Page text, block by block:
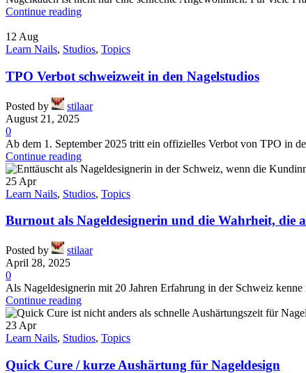
Continue reading
12 Aug
Learn Nails, Studios, Topics
TPO Verbot schweizweit in den Nagelstudios
Posted by
stilaar
August 21, 2025
0
Ab dem 1. September 2025 tritt ein offizielles Verbot von TPO in
Continue reading
25 Apr
Learn Nails, Studios, Topics
Burnout als Nageldesignerin und die Wahrheit, die
Posted by
stilaar
April 28, 2025
0
Als Nageldesignerin mit 20 Jahren Erfahrung in der Schweiz
Continue reading
23 Apr
Learn Nails, Studios, Topics
Quick Cure / kurze Aushärtung für Nageldesign